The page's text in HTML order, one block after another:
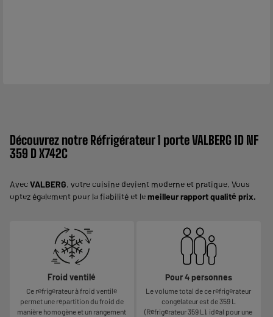
Découvrez notre Réfrigérateur 1 porte VALBERG 1D NF
359 D X742C
AvecVALBERG, votre cuisine devient moderne et pratique. Vous
optez également pour la fiabilité et lemeilleur rapport qualité prix.
Froid ventilé
Ce réfrigérateur à froid ventilé
permet une répartition du froid de
manière homogène et un rangement
Pour 4 personnes
Le volume total de ce réfrigérateur
congélateur est de 359 L
(Réfrigérateur 359 L), idéal pour une